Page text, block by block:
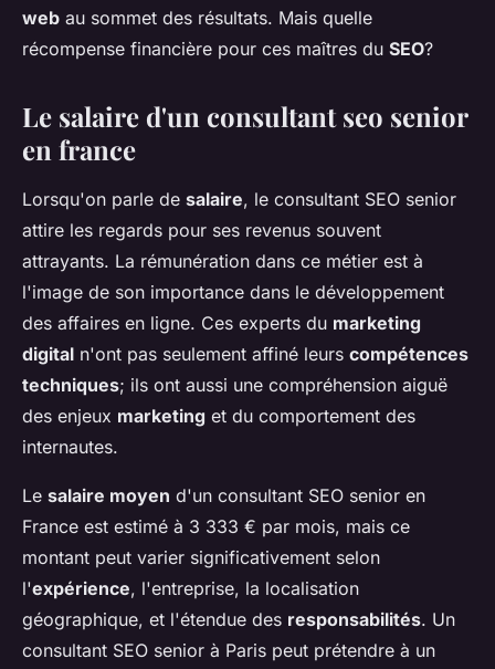
web au sommet des résultats. Mais quelle
récompense financière pour ces maîtres du SEO?
Le salaire d'un consultant seo senior
en france
Lorsqu'on parle de salaire, le consultant SEO senior
attire les regards pour ses revenus souvent
attrayants. La rémunération dans ce métier est à
l'image de son importance dans le développement
des affaires en ligne. Ces experts du marketing
digital n'ont pas seulement affiné leurs compétences
techniques; ils ont aussi une compréhension aiguë
des enjeux marketing et du comportement des
internautes.
Le salaire moyen d'un consultant SEO senior en
France est estimé à 3 333 € par mois, mais ce
montant peut varier significativement selon
l'expérience, l'entreprise, la localisation
géographique, et l'étendue des responsabilités. Un
consultant SEO senior à Paris peut prétendre à un